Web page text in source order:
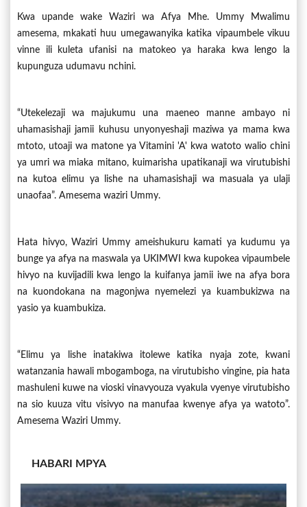
Kwa upande wake Waziri wa Afya Mhe. Ummy Mwalimu
amesema, mkakati huu umegawanyika katika vipaumbele vikuu
vinne ili kuleta ufanisi na matokeo ya haraka kwa lengo la
kupunguza udumavu nchini.
“Utekelezaji wa majukumu una maeneo manne ambayo ni
uhamasishaji jamii kuhusu unyonyeshaji maziwa ya mama kwa
mtoto, utoaji wa matone ya Vitamini 'A' kwa watoto walio chini
ya umri wa miaka mitano, kuimarisha upatikanaji wa virutubishi
na kutoa elimu ya lishe na uhamasishaji wa masuala ya ulaji
unaofaa”. Amesema waziri Ummy.
Hata hivyo, Waziri Ummy ameishukuru kamati ya kudumu ya
bunge ya afya na maswala ya UKIMWI kwa kupokea vipaumbele
hivyo na kuvijadili kwa lengo la kuifanya jamii iwe na afya bora
na kuondokana na magonjwa nyemelezi ya kuambukizwa na
yasio ya kuambukiza.
“Elimu ya lishe inatakiwa itolewe katika nyaja zote, kwani
watanzania hawali mbogamboga, na virutubisho vingine, pia hata
mashuleni kuwe na vioski vinavyouza vyakula vyenye virutubisho
na sio kuuza vitu visivyo na manufaa kwenye afya ya watoto”.
Amesema Waziri Ummy.
HABARI MPYA